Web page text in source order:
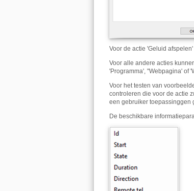
Voor de actie 'Geluid
Voor alle andere acties
'Programma', "Webpagina' of
Voor het testen van
controleren die voor de actie
een gebruiker toepassinggen
De beschikbare